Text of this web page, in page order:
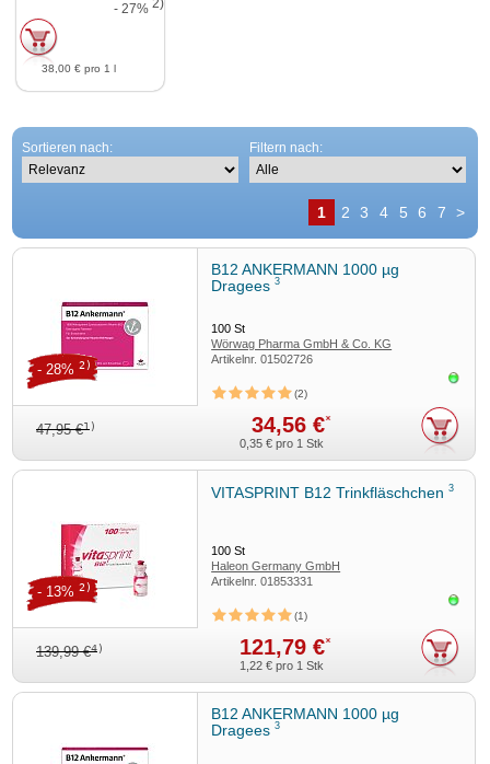
- 27%2)
38,00 € pro 1 l
Sortieren nach: Filtern nach:
1 2 3 4 5 6 7 >
B12 ANKERMANN 1000 µg
Dragees3
100St
Wörwag Pharma GmbH & Co. KG
Artikelnr.01502726
2
47,95 €1) 34,56 €*
- 28% 2)
0,35 € pro 1 Stk
VITASPRINT B12 Trinkfläschchen3
100St
Haleon Germany GmbH
Artikelnr.01853331
1
139,99 €4) 121,79 €*
- 13% 2)
1,22 € pro 1 Stk
B12 ANKERMANN 1000 µg
Dragees3